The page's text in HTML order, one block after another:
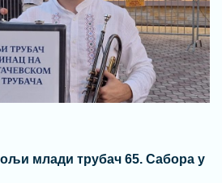
млади трубач 65. Сабора у